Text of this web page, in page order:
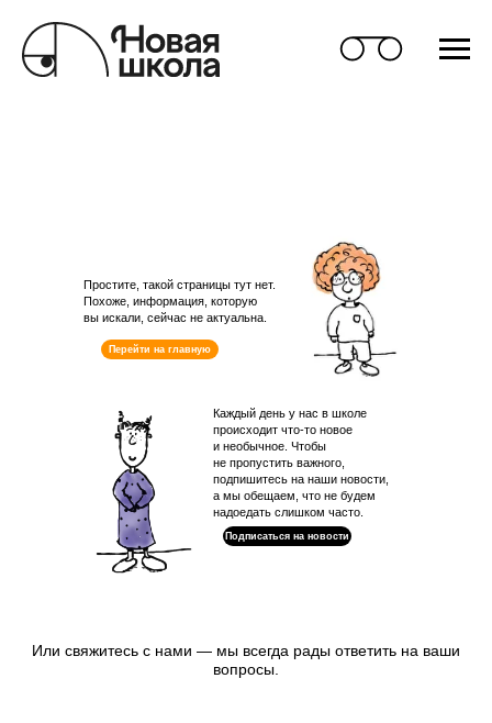
Простите, такой страницы тут нет.
Похоже, информация, которую
вы искали, сейчас не актуальна.
Перейти на главную
Каждый день у нас в школе
происходит что-то новое
и необычное. Чтобы
не пропустить важного,
подпишитесь на наши новости,
а мы обещаем, что не будем
надоедать слишком часто.
Подписаться на новости
Или свяжитесь с нами — мы всегда рады ответить на ваши
вопросы.